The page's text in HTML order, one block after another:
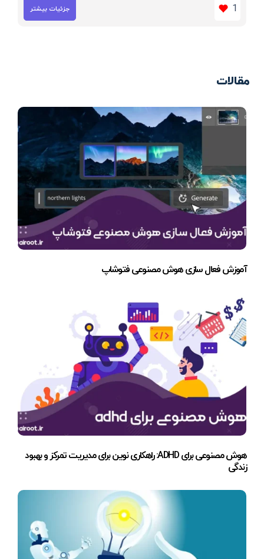
1 جزئیات بیشتر
مقالات
آموزش فعال سازی هوش مصنوعی فتوشاپ
هوش مصنوعی برای ADHD: راهکاری نوین برای مدیریت تمرکز و بهبود
زندگی